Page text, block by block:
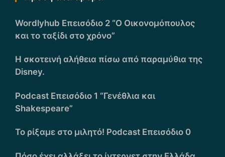
Wordlyhub Επεισόδιο 2 “Ο Οικονομόπουλος
και το ταξίδι στο χρόνο”
Η σκοτεινή αλήθεια πίσω από παραμύθια της
Disney.
Podcast Επεισόδιο 1 “Γενέθλια και
Shakespeare”
Το ρίξαμε στο μιλητό! Podcast Επεισόδιο 0